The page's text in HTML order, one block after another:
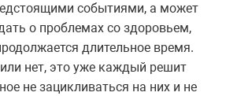
событиями, а может
о проблемах со здоровьем,
длительное время.
нет, это уже каждый решит
не зацикливаться на них и не